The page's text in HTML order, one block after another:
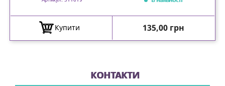
Купити Ціна
135,00 грн
КОНТАКТИ